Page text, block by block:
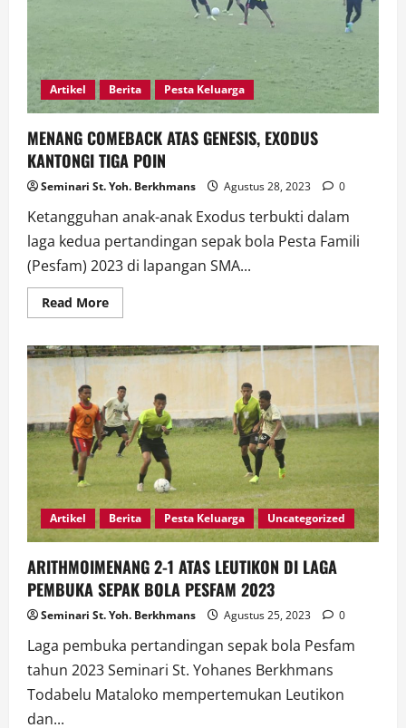
Artikel Berita Pesta Keluarga
MENANG COMEBACK ATAS GENESIS, EXODUS
KANTONGI TIGA POIN
Seminari St. Yoh. Berkhmans Agustus 28, 2023 0
Ketangguhan anak-anak Exodus terbukti dalam
laga kedua pertandingan sepak bola Pesta Famili
(Pesfam) 2023 di lapangan SMA...
Read MoreRead
more
COMEBACK
ATAS
EXODUS
KANTONGI
TIGA
POIN
Artikel Berita Pesta Keluarga Uncategorized
ARITHMOIMENANG 2-1 ATAS LEUTIKON DI LAGA
PEMBUKA SEPAK BOLA PESFAM 2023
Seminari St. Yoh. Berkhmans Agustus 25, 2023 0
Laga pembuka pertandingan sepak bola Pesfam
tahun 2023 Seminari St. Yohanes Berkhmans
Todabelu Mataloko mempertemukan Leutikon
dan...